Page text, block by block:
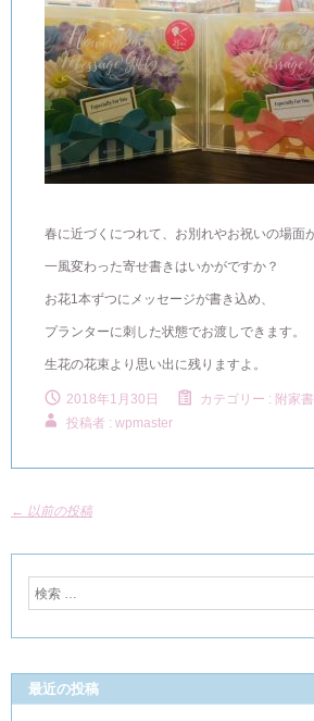
春に近づくにつれて、お別れやお祝いの場面
一風変わった寄せ書きはいかがですか？
お花1本ずつにメッセージが書き込め、
プランターに刺した状態でお渡しできます。
生花の花束より思い出に残りますよ。
2018年1月30日 カテゴリー : 附家
投稿者 : wpmaster
← 以前の投稿
最近の投稿